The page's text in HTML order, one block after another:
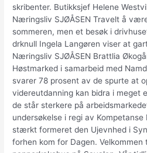
skribenter. Butikksjef Helene
Næringsliv SJØÅSEN Travelt å
sommeren, men et besøk i
drknull Ingela Langøren viser at
Næringsliv SJØÅSEN Brattlia
Høstmarked i samarbeid med
svarer 78 prosent av de spurte at
videreutdanning kan bidra i meget
de står sterkere på
undersøkelse i regi av
stærkt formeret den Ujevnhed i
forhen kom for Dagen.